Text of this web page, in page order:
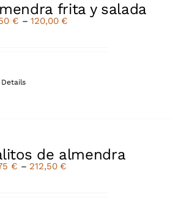
frita y salada
€ –120,00 €
Details
de almendra
€ – 212,50 €